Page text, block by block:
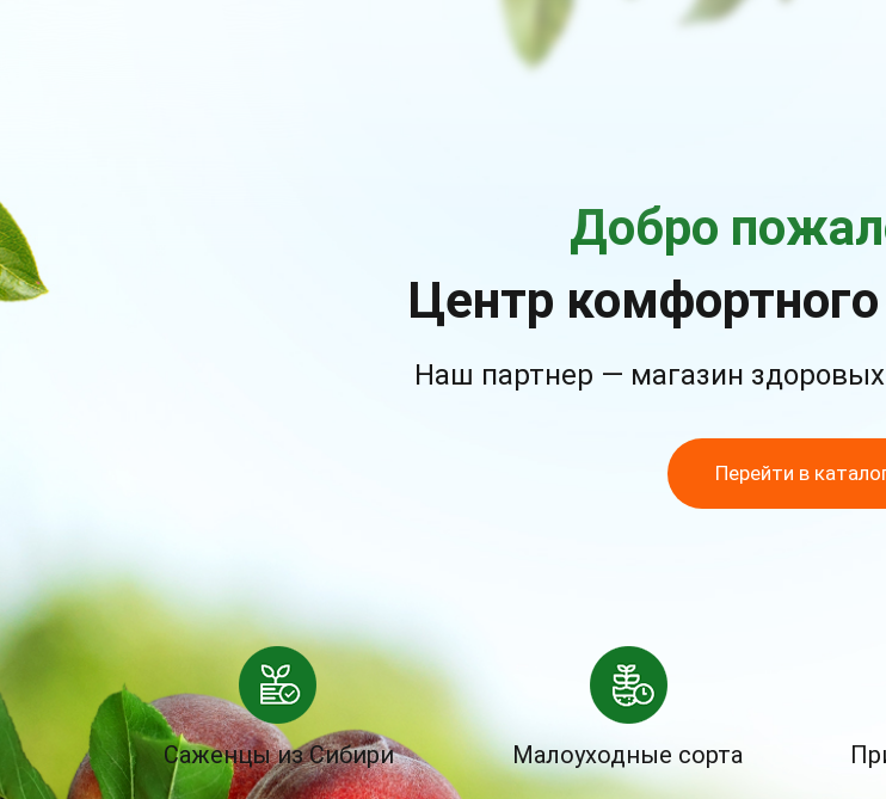
Добро
Центр
Наш партнер — магазин
Перейти в
Саженцы из Сибири Малоуходные сорта